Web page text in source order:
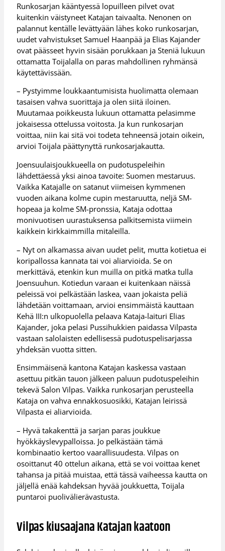
Runkosarjan kääntyessä lopuilleen pilvet ovat
kuitenkin väistyneet Katajan taivaalta. Nenonen on
palannut kentälle levättyään lähes koko runkosarjan,
uudet vahvistukset Samuel Haanpää ja Elias Kajander
ovat päässeet hyvin sisään porukkaan ja Steniä lukuun
ottamatta Toijalalla on paras mahdollinen ryhmänsä
käytettävissään.
– Pystyimme loukkaantumisista huolimatta olemaan
tasaisen vahva suorittaja ja olen siitä iloinen.
Muutamaa poikkeusta lukuun ottamatta pelasimme
jokaisessa ottelussa voitosta. Ja kun runkosarjan
voittaa, niin kai sitä voi todeta tehneensä jotain oikein,
arvioi Toijala päättynyttä runkosarjakautta.
Joensuulaisjoukkueella on pudotuspeleihin
lähdettäessä yksi ainoa tavoite: Suomen mestaruus.
Vaikka Katajalle on satanut viimeisen kymmenen
vuoden aikana kolme cupin mestaruutta, neljä SM-
hopeaa ja kolme SM-pronssia, Kataja odottaa
monivuotisen uurastuksensa palkitsemista viimein
kaikkein kirkkaimmilla mitaleilla.
– Nyt on alkamassa aivan uudet pelit, mutta kotietua ei
koripallossa kannata tai voi aliarvioida. Se on
merkittävä, etenkin kun muilla on pitkä matka tulla
Joensuuhun. Kotiedun varaan ei kuitenkaan näissä
peleissä voi pelkästään laskea, vaan jokaista peliä
lähdetään voittamaan, arvioi ensimmäistä kauttaan
Kehä III:n ulkopuolella pelaava Kataja-laituri Elias
Kajander, joka pelasi Pussihukkien paidassa Vilpasta
vastaan salolaisten edellisessä pudotuspelisarjassa
yhdeksän vuotta sitten.
Ensimmäisenä kantona Katajan kaskessa vastaan
asettuu pitkän tauon jälkeen paluun pudotuspeleihin
tekevä Salon Vilpas. Vaikka runkosarjan perusteella
Kataja on vahva ennakkosuosikki, Katajan leirissä
Vilpasta ei aliarvioida.
– Hyvä takakenttä ja sarjan paras joukkue
hyökkäyslevypalloissa. Jo pelkästään tämä
kombinaatio kertoo vaarallisuudesta. Vilpas on
osoittanut 40 ottelun aikana, että se voi voittaa kenet
tahansa ja pitää muistaa, että tässä vaiheessa kautta on
jäljellä enää kahdeksan hyvää joukkuetta, Toijala
puntaroi puolivälierävastusta.
Vilpas kiusaajana Katajan kaatoon